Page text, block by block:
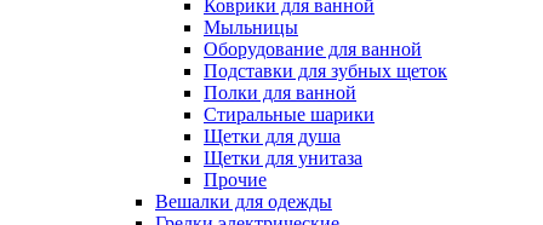
Коврики для ванной
Мыльницы
Оборудование для ванной
Подставки для зубных щеток
Полки для ванной
Стиральные шарики
Щетки для душа
Щетки для унитаза
Прочие
Вешалки для одежды